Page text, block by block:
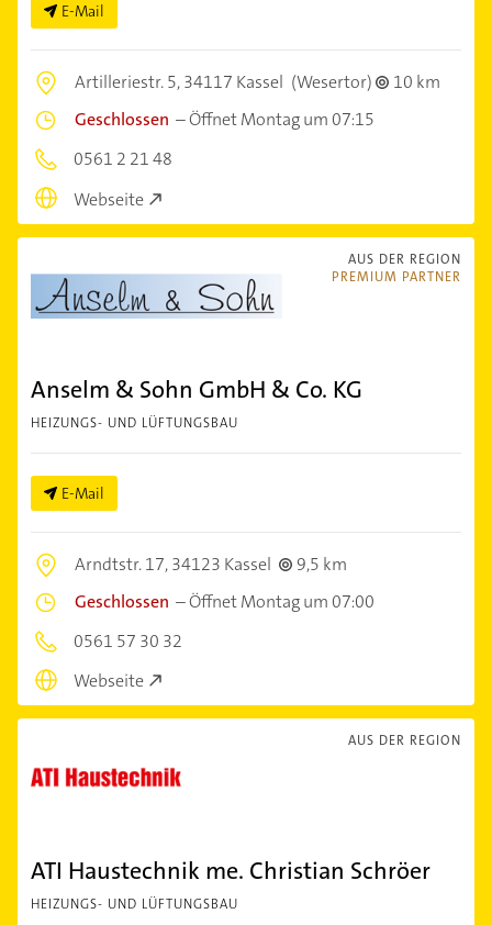
E-Mail
Artilleriestr. 5,34117 Kassel (Wesertor)
10 km
Geschlossen –Öffnet Montag um 07:15
0561 2 21 48
Webseite
AUS DER REGION
PREMIUM PARTNER
Anselm & Sohn GmbH & Co. KG
HEIZUNGS- UND LÜFTUNGSBAU
E-Mail
Arndtstr. 17,34123 Kassel
9,5 km
Geschlossen –Öffnet Montag um 07:00
0561 57 30 32
Webseite
AUS DER REGION
ATI Haustechnik me. Christian Schröer
HEIZUNGS- UND LÜFTUNGSBAU